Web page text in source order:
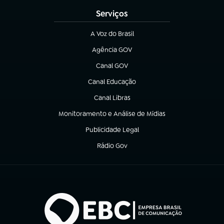
Serviços
A Voz do Brasil
(abre em nova aba)
Agência GOV
(abre em nova aba)
Canal GOV
(abre em nova aba)
Canal Educação
(abre em nova aba)
Canal Libras
(abre em nova aba)
Monitoramento e Análise de Mídias
(abre em nova aba)
Publicidade Legal
(abre em nova aba)
Rádio Gov
(abre em nova aba)